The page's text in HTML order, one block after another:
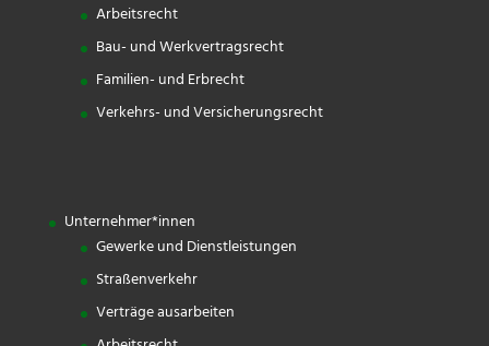
Arbeitsrecht
Bau- und Werkvertragsrecht
Familien- und Erbrecht
Verkehrs- und Versicherungsrecht
Unternehmer*innen
Gewerke und Dienstleistungen
Straßenverkehr
Verträge ausarbeiten